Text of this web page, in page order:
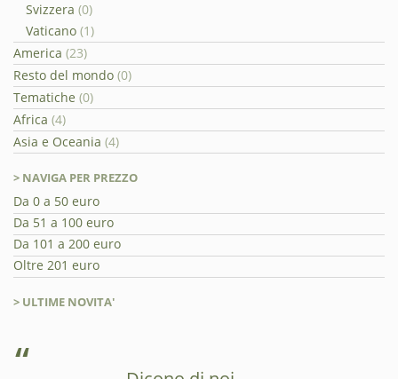
Svizzera (0)
Vaticano (1)
America (23)
Resto del mondo (0)
Tematiche (0)
Africa (4)
Asia e Oceania (4)
> NAVIGA PER PREZZO
Da 0 a 50 euro
Da 51 a 100 euro
Da 101 a 200 euro
Oltre 201 euro
> ULTIME NOVITA'